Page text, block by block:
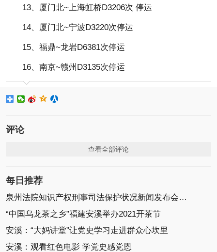
13、厦门北~上海虹桥D3206次 停运
14、厦门北~宁波D3220次停运
15、福鼎~龙岩D6381次停运
16、南京~赣州D3135次停运
评论
查看全部评论
每日推荐
泉州法院知识产权刑事司法保护状况新闻发布会召开
“中国乌龙茶之乡”福建安溪举办2021开茶节
安溪：“大妈讲堂”让党史学习走进群众心坎里
安溪：观看红色电影 学党史感党恩